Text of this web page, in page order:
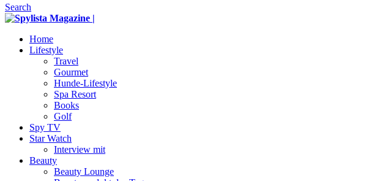
Search
Home
Lifestyle
Travel
Gourmet
Hunde-Lifestyle
Spa Resort
Books
Golf
Spy TV
Star Watch
Interview mit
Beauty
Beauty Lounge